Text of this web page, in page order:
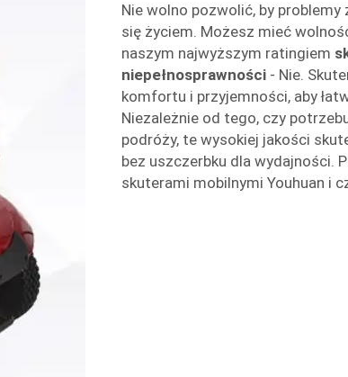
Nie wolno pozwolić, by
się życiem. Możesz mieć
naszym najwyższym ratingiem
niepełnosprawności - Nie.
komfortu i przyjemności, aby
Niezależnie od tego, czy
podróży, te wysokiej jakości
bez uszczerbku dla wydajności.
skuterami mobilnymi Youhuan i